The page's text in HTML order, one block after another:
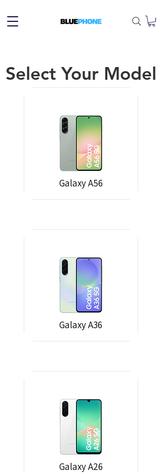
Select Your Model
Galaxy A56
Galaxy A36
Galaxy A26